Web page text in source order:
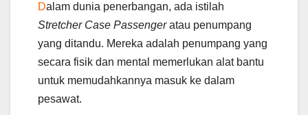
Dalam dunia penerbangan, ada istilah
Stretcher Case Passengeratau penumpang
yang ditandu. Mereka adalah penumpang yang
secara fisik dan mental memerlukan alat bantu
untuk memudahkannya masuk ke dalam
pesawat.